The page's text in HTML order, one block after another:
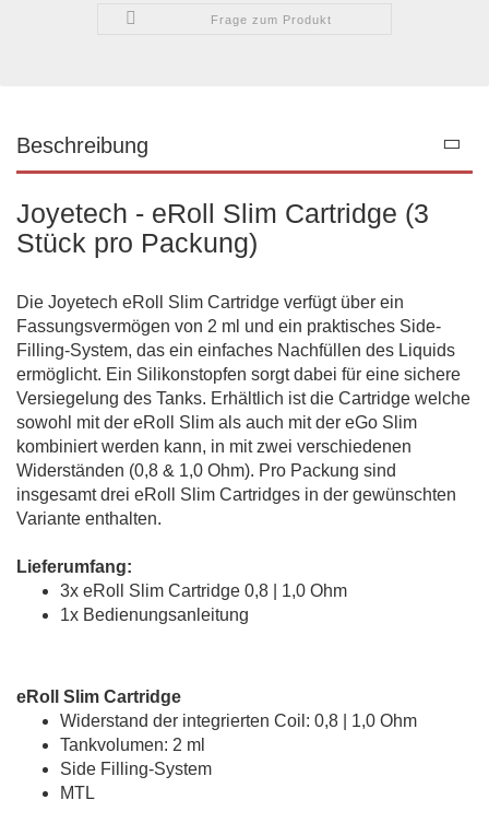
Frage zum Produkt
Beschreibung
Joyetech - eRoll Slim Cartridge (3
Stück pro Packung)
Die Joyetech eRoll Slim Cartridge verfügt über ein
Fassungsvermögen von 2 ml und ein praktisches Side-
Filling-System, das ein einfaches Nachfüllen des Liquids
ermöglicht. Ein Silikonstopfen sorgt dabei für eine sichere
Versiegelung des Tanks. Erhältlich ist die Cartridge welche
sowohl mit der eRoll Slim als auch mit der eGo Slim
kombiniert werden kann, in mit zwei verschiedenen
Widerständen (0,8 & 1,0 Ohm). Pro Packung sind
insgesamt drei eRoll Slim Cartridges in der gewünschten
Variante enthalten.
Lieferumfang:
3x eRoll Slim Cartridge 0,8 | 1,0 Ohm
1x Bedienungsanleitung
eRoll Slim Cartridge
Widerstand der integrierten Coil: 0,8 | 1,0 Ohm
Tankvolumen: 2 ml
Side Filling-System
MTL